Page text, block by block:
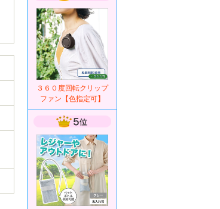
３６０度回転クリップ
ファン【色指定可】